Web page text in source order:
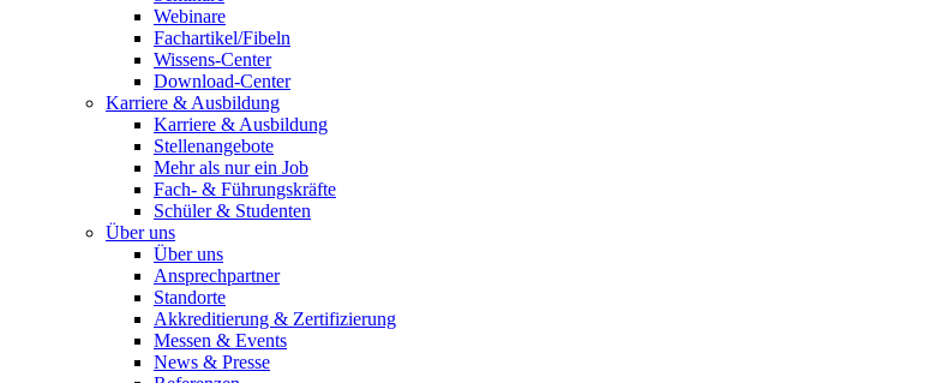
Webinare
Fachartikel/Fibeln
Wissens-Center
Download-Center
Karriere & Ausbildung
Karriere & Ausbildung
Stellenangebote
Mehr als nur ein Job
Fach- & Führungskräfte
Schüler & Studenten
Über uns
Über uns
Ansprechpartner
Standorte
Akkreditierung & Zertifizierung
Messen & Events
News & Presse